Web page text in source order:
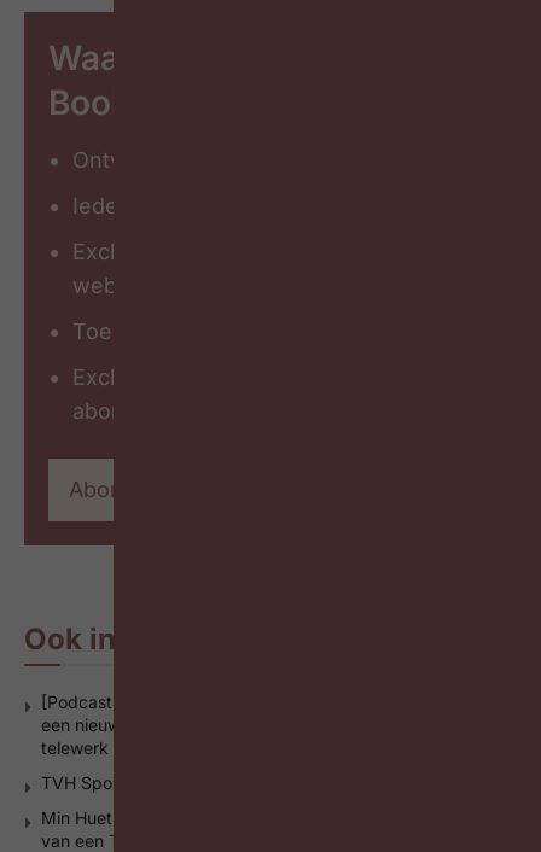
Waarom abonneren op ons
Bookazine?
Ontvang 4 bookazines per jaar
Ieder kwartaal 160 pagina’s verdieping
Exclusieve plus content op onze
website
Toegang tot ons volledige online archief
Exclusieve voordelen voor onze
abonnees
Abonneer op #ZigZagHR
Ook interessant
[Podcast] Brainpickings: Rekrutering anno 2021: Waarom
een nieuwe mix van soft skills nodig is in tijden van
telewerk
TVH Sportbedrijf van het jaar
Min Huet (Aquafin) over Talentmanagement dat uitgaat
van een T-profiel